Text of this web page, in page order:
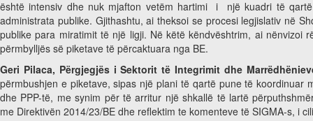
është intensiv dhe nuk mjafton vetëm hartimi i një kuadri të
administrata publike. Gjithashtu, ai theksoi se procesi legjislativ në
publike para miratimit të një ligji. Në këtë këndvështrim, ai
përmbylljës së piketave të përcaktuara nga BE.
Geri Pilaca, Përgjegjës i Sektorit të Integrimit dhe
përmbushjen e piketave, sipas një plani të qartë pune të
dhe PPP-të, me synim për të arritur një shkallë të lartë
me Direktivën 2014/23/BE dhe reflektim te komenteve të SIGMA-s, i